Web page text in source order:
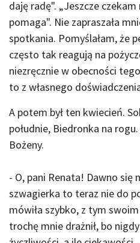
daję radę". „Jeszcze
pomaga". Nie zapraszała
spotkania. Pomyślałam, że
często tak reagują na
niezręcznie w obecności
to z własnego
A potem był ten kwiecień.
południe, Biedronka na
Bożeny.
- O, pani Renata! Dawno się
szwagierka to teraz nie do
mówiła szybko, z tym
trochę mnie drażnił, bo